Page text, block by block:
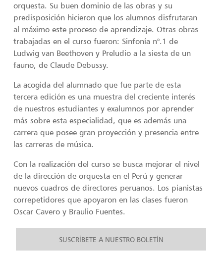
orquesta. Su buen dominio de las obras y su
predisposición hicieron que los alumnos disfrutaran
al máximo este proceso de aprendizaje. Otras obras
trabajadas en el curso fueron: Sinfonía n°.1 de
Ludwig van Beethoven y Preludio a la siesta de un
fauno, de Claude Debussy.
La acogida del alumnado que fue parte de esta
tercera edición es una muestra del creciente interés
de nuestros estudiantes y exalumnos por aprender
más sobre esta especialidad, que es además una
carrera que posee gran proyección y presencia entre
las carreras de música.
Con la realización del curso se busca mejorar el nivel
de la dirección de orquesta en el Perú y generar
nuevos cuadros de directores peruanos. Los pianistas
correpetidores que apoyaron en las clases fueron
Oscar Cavero y Braulio Fuentes.
SUSCRÍBETE A NUESTRO BOLETÍN